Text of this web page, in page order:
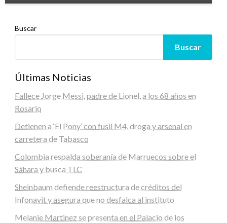
Buscar
Buscar
Últimas Noticias
Fallece Jorge Messi, padre de Lionel, a los 68 años en
Rosario
Detienen a ‘El Pony’ con fusil M4, droga y arsenal en
carretera de Tabasco
Colombia respalda soberanía de Marruecos sobre el
Sáhara y busca TLC
Sheinbaum defiende reestructura de créditos del
Infonavit y asegura que no desfalca al instituto
Melanie Martinez se presenta en el Palacio de los